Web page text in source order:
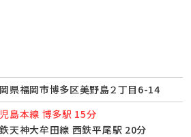
県福岡市博多区美野島２丁目6-14
島本線 博多駅 15分
天神大牟田線 西鉄平尾駅 20分